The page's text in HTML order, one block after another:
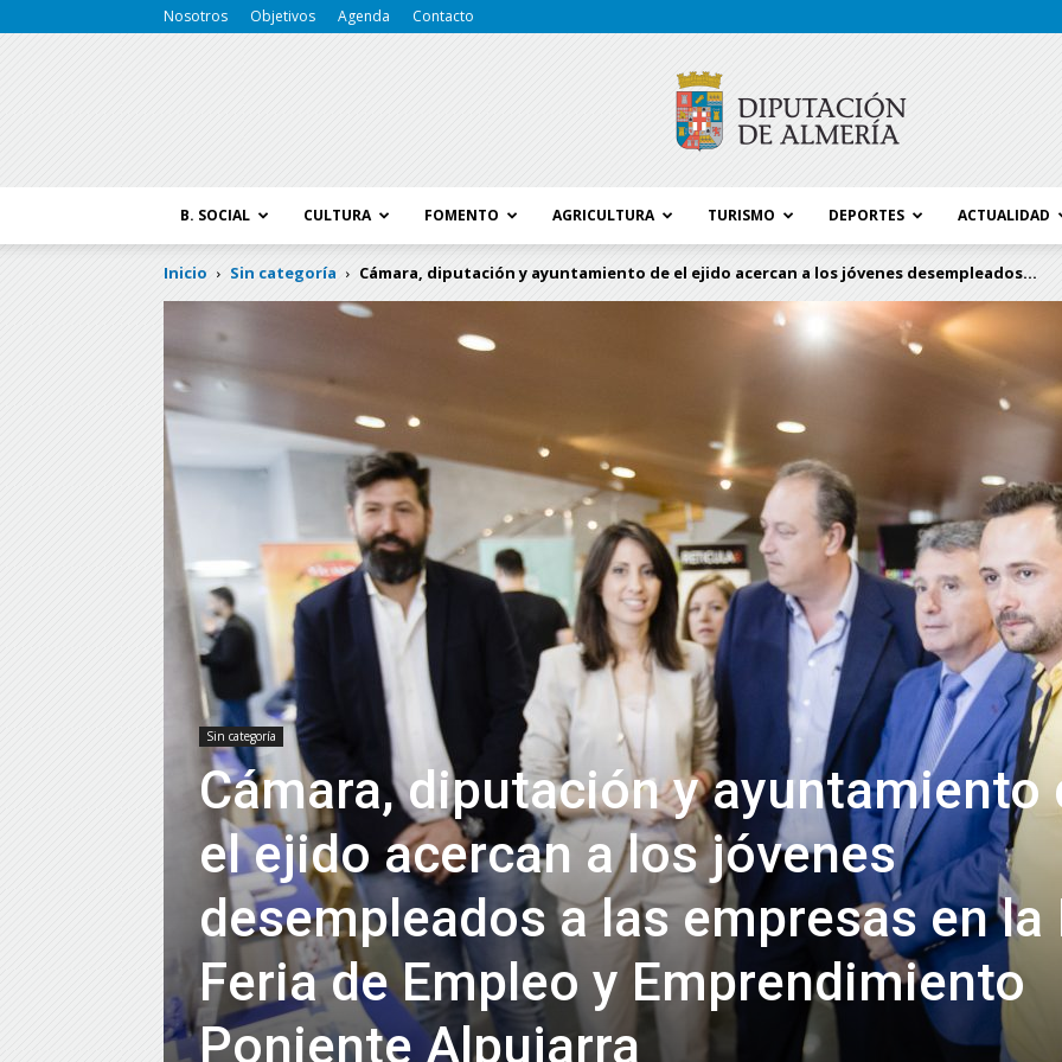
Nosotros Objetivos Agenda Contacto
de
Almería
B. SOCIAL CULTURA FOMENTO AGRICULTURA TURISMO DEPORTES ACTUALIDAD
Inicio Sin categoría Cámara, diputación y ayuntamiento de el ejido acercan a los jóvenes desempleados...
Sin categoría
Cámara, diputación y ayuntamiento
el ejido acercan a los jóvenes
desempleados a las empresas en la
Feria de Empleo y Emprendimiento
Poniente Alpujarra